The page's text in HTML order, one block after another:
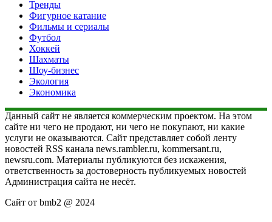
Тренды
Фигурное катание
Фильмы и сериалы
Футбол
Хоккей
Шахматы
Шоу-бизнес
Экология
Экономика
Данный сайт не является коммерческим проектом. На этом
сайте ни чего не продают, ни чего не покупают, ни какие
услуги не оказываются. Сайт представляет собой ленту
новостей RSS канала news.rambler.ru, kommersant.ru,
newsru.com. Материалы публикуются без искажения,
ответственность за достоверность публикуемых новостей
Администрация сайта не несёт.
Сайт от bmb2 @ 2024